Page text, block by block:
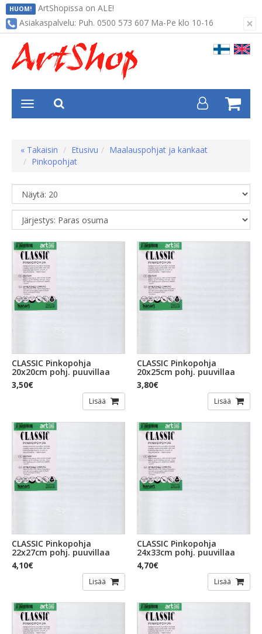
HUOM! ArtShopissa on ALE!
×
Asiakaspalvelu: Puh. 0500 573 607 Ma-Pe klo 10-16
« Takaisin Etusivu
Maalauspohjat ja kankaat
Pinkopohjat
CLASSIC Pinkopohja
20x20cm pohj. puuvillaa
3,50€
Lisää
CLASSIC Pinkopohja
20x25cm pohj. puuvillaa
3,80€
Lisää
CLASSIC Pinkopohja
22x27cm pohj. puuvillaa
4,10€
Lisää
CLASSIC Pinkopohja
24x33cm pohj. puuvillaa
4,70€
Lisää